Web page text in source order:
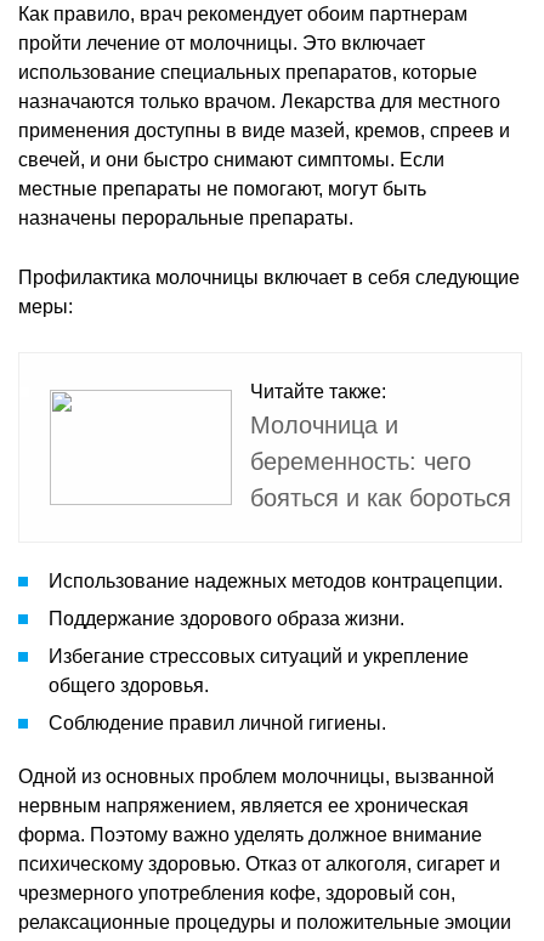
Как правило, врач рекомендует обоим партнерам
пройти лечение от молочницы. Это включает
использование специальных препаратов, которые
назначаются только врачом. Лекарства для местного
применения доступны в виде мазей, кремов, спреев и
свечей, и они быстро снимают симптомы. Если
местные препараты не помогают, могут быть
назначены пероральные препараты.
Профилактика молочницы включает в себя следующие
меры:
Читайте также:
Молочница и
беременность: чего
бояться и как бороться
Использование надежных методов контрацепции.
Поддержание здорового образа жизни.
Избегание стрессовых ситуаций и укрепление
общего здоровья.
Соблюдение правил личной гигиены.
Одной из основных проблем молочницы, вызванной
нервным напряжением, является ее хроническая
форма. Поэтому важно уделять должное внимание
психическому здоровью. Отказ от алкоголя, сигарет и
чрезмерного употребления кофе, здоровый сон,
релаксационные процедуры и положительные эмоции